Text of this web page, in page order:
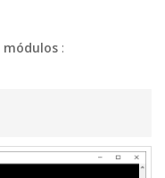
módulos :